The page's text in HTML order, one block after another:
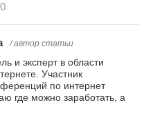
0
/ автор статьи
и эксперт в области
Участник
по интернет
где можно заработать, а